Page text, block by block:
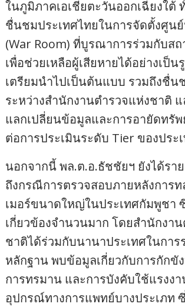
ในภูมิภาคเอเชียตะวันออกเฉียงใต้
ชื่นชมประเทศไทยในการจัดตั้งศูน
(War Room) ที่บูรณาการร่วมกับสถ
เพื่อช่วยเหลือผู้เสียหายได้อย่างเป็น
เตรียมนำไปเป็นต้นแบบ รวมถึงชื่น
ระหว่างสำนักงานตำรวจแห่งชาติ แ
แลกเปลี่ยนข้อมูลและการอายัดทรั
ต่อการประเมินระดับ Tier ของประ
นอกจากนี้ พล.ต.อ.ธัชชัยฯ ยังได้รา
ถึงกรณีการตรวจสอบภายหลังการ
เมอร์ขนาดใหญ่ในประเทศกัมพูชา
เกี่ยวข้องจำนวนมาก โดยสำนักงา
ชาติได้ร่วมกับนานาประเทศในกา
หลักฐาน พบข้อมูลเกี่ยวกับการกักขั
การทรมาน และการบังคับใช้แรงง
อุปกรณ์ทางการแพทย์บางประเภท